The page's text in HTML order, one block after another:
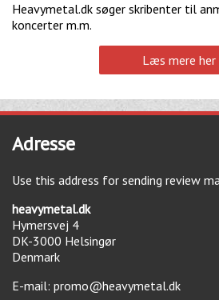
Heavymetal.dk søger skribenter til
koncerter m.m.
Læs mere her
Adresse
Use this address for sending review
heavymetal.dk
Hymersvej 4
DK-3000 Helsingør
Denmark
E-mail: promo@heavymetal.dk